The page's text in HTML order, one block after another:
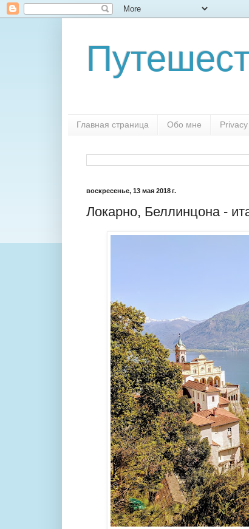
Главная страница Обо мне
воскресенье, 13 мая 2018 г.
Локарно, Беллинцона -